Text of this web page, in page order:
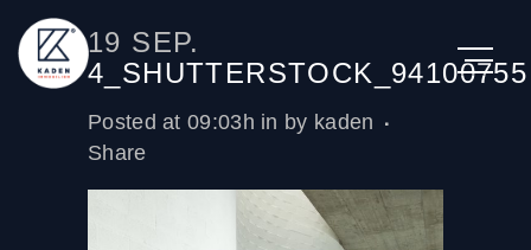
19 SEP.
4_SHUTTERSTOCK_94100755
Posted at 09:03h in by kaden
Share